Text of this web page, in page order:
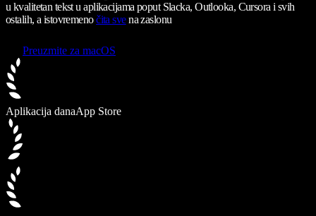
u kvalitetan tekst u aplikacijama poput Slacka, Outlooka, Cursora i svih
ostalih, a istovremenočita svena zaslonu
Preuzmite za macOS
Aplikacija danaApp Store